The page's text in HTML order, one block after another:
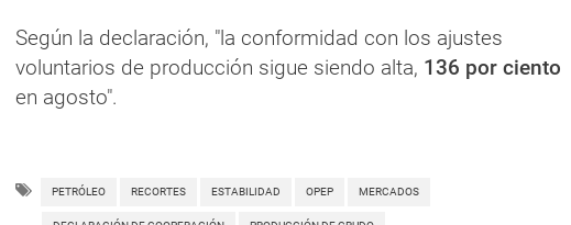
Según la declaración, "la conformidad con los ajustes
voluntarios de producción sigue siendo alta, 136 por ciento
en agosto".
PETRÓLEO RECORTES ESTABILIDAD OPEP MERCADOS